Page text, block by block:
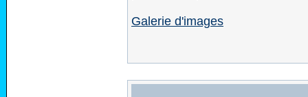
Galerie d'images